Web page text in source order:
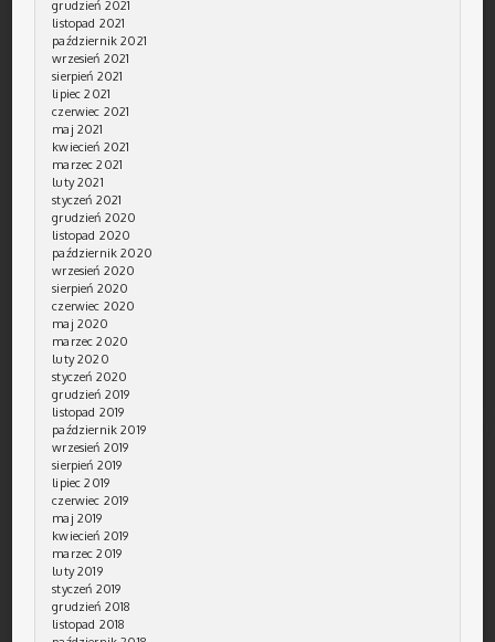
grudzień 2021
listopad 2021
październik 2021
wrzesień 2021
sierpień 2021
lipiec 2021
czerwiec 2021
maj 2021
kwiecień 2021
marzec 2021
luty 2021
styczeń 2021
grudzień 2020
listopad 2020
październik 2020
wrzesień 2020
sierpień 2020
czerwiec 2020
maj 2020
marzec 2020
luty 2020
styczeń 2020
grudzień 2019
listopad 2019
październik 2019
wrzesień 2019
sierpień 2019
lipiec 2019
czerwiec 2019
maj 2019
kwiecień 2019
marzec 2019
luty 2019
styczeń 2019
grudzień 2018
listopad 2018